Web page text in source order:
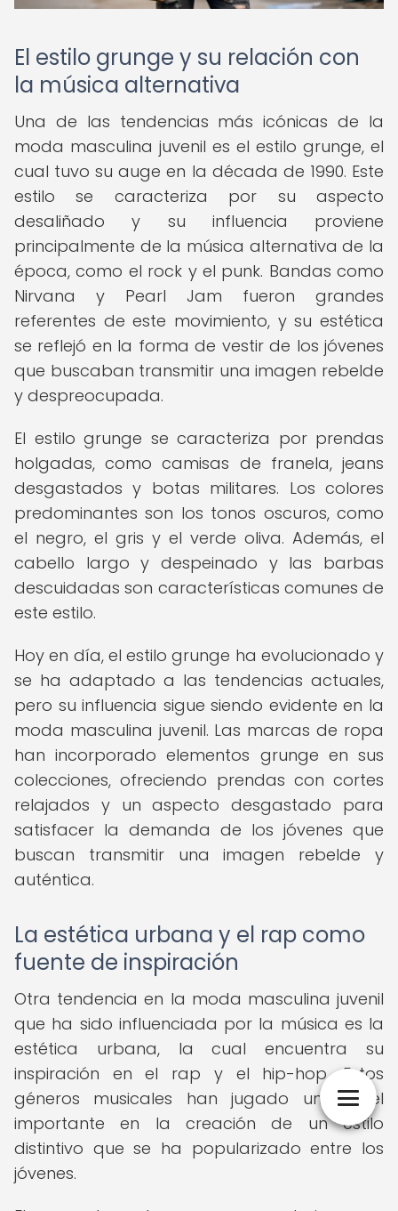
El estilo grunge y su relación con
la música alternativa
Una de las tendencias más icónicas de la
moda masculina juvenil es el estilo grunge, el
cual tuvo su auge en la década de 1990. Este
estilo se caracteriza por su aspecto
desaliñado y su influencia proviene
principalmente de la música alternativa de la
época, como el rock y el punk. Bandas como
Nirvana y Pearl Jam fueron grandes
referentes de este movimiento, y su estética
se reflejó en la forma de vestir de los jóvenes
que buscaban transmitir una imagen rebelde
y despreocupada.
El estilo grunge se caracteriza por prendas
holgadas, como camisas de franela, jeans
desgastados y botas militares. Los colores
predominantes son los tonos oscuros, como
el negro, el gris y el verde oliva. Además, el
cabello largo y despeinado y las barbas
descuidadas son características comunes de
este estilo.
Hoy en día, el estilo grunge ha evolucionado y
se ha adaptado a las tendencias actuales,
pero su influencia sigue siendo evidente en la
moda masculina juvenil. Las marcas de ropa
han incorporado elementos grunge en sus
colecciones, ofreciendo prendas con cortes
relajados y un aspecto desgastado para
satisfacer la demanda de los jóvenes que
buscan transmitir una imagen rebelde y
auténtica.
La estética urbana y el rap como
fuente de inspiración
Otra tendencia en la moda masculina juvenil
que ha sido influenciada por la música es la
estética urbana, la cual encuentra su
inspiración en el rap y el hip-hop. Estos
géneros musicales han jugado un papel
importante en la creación de un estilo
distintivo que se ha popularizado entre los
jóvenes.